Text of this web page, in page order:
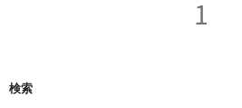
1
検索